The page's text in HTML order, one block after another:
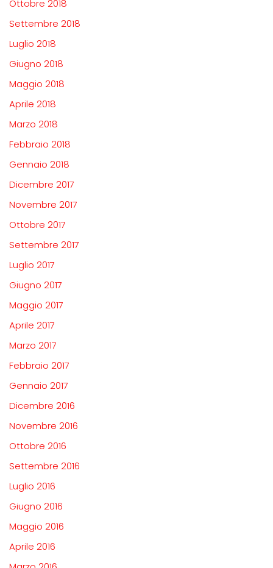
Ottobre 2018
Settembre 2018
Luglio 2018
Giugno 2018
Maggio 2018
Aprile 2018
Marzo 2018
Febbraio 2018
Gennaio 2018
Dicembre 2017
Novembre 2017
Ottobre 2017
Settembre 2017
Luglio 2017
Giugno 2017
Maggio 2017
Aprile 2017
Marzo 2017
Febbraio 2017
Gennaio 2017
Dicembre 2016
Novembre 2016
Ottobre 2016
Settembre 2016
Luglio 2016
Giugno 2016
Maggio 2016
Aprile 2016